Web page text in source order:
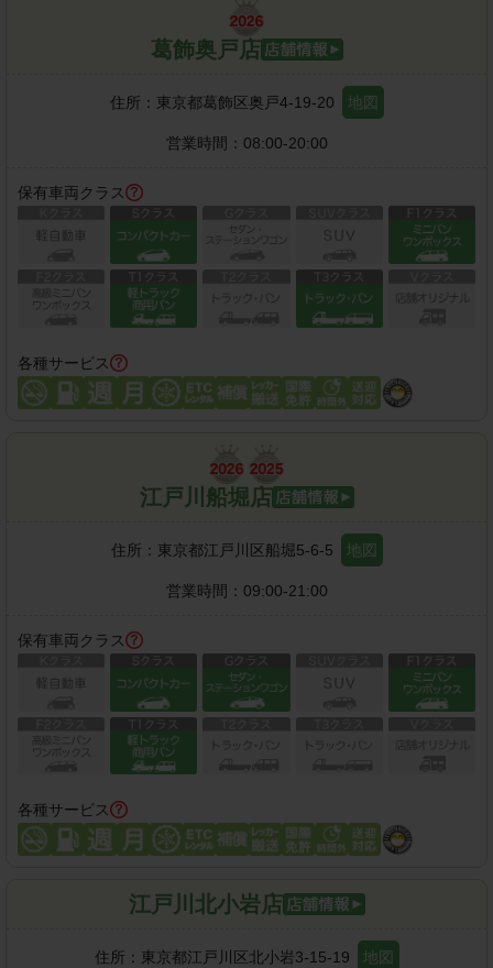
葛飾奥戸店
住所： 東京都葛飾区奥戸4-19-20 地図
営業時間： 08:00-20:00
保有車両クラス
各種サービス
江戸川船堀店
住所： 東京都江戸川区船堀5-6-5 地図
営業時間： 09:00-21:00
保有車両クラス
各種サービス
江戸川北小岩店
住所： 東京都江戸川区北小岩3-15-19 地図